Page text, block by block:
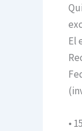
El
•